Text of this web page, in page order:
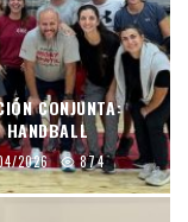
CONJUNTA:
HANDBALL
2026 874